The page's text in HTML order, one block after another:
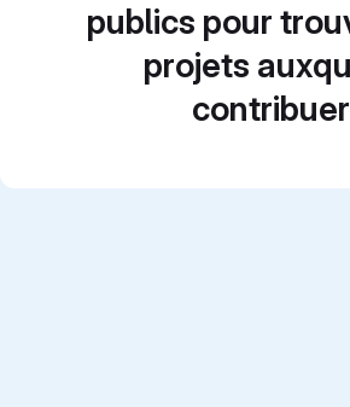
publics pour
projets
contribuer